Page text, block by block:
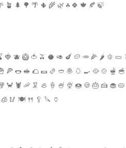
🪴 🌲 🌳 🌴 🌵 🌾 🌿 ☘ 🍀 🍁 🍂 🍃
🍓 🫐 🥝 🍅 🫒 🥥 🥑 🍆 🥔 🥕 🌽 🌶 🫑 🥒
🍕 🌭 🥪 🌮 🌯 🫔 🥙 🧆 🥚 🍳 🥘 🍲 🫕
🦀 🦞 🦐 🦑 🦪 🍦 🍧 🍨 🍩 🍪 🎂 🍰 🧁 🥧
🧊 🥢 🍽 🍴 🥄 🔪 🏺